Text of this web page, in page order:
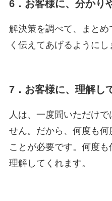
6．お客様に、分かり
解決策を調べて、まと
く伝えてあげるようにし
7．お客様に、理解し
人は、一度聞いただけ
せん。だから、何度も
ことが必要です。何度
理解してくれます。